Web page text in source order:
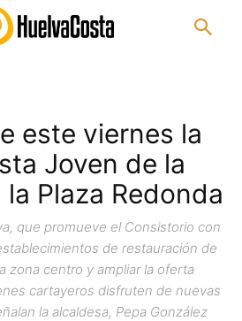
este viernes la
Joven de la
Plaza Redonda
que promueve el Consistorio con
de restauración de
zona centro y ampliar la oferta
cartayeros disfruten de nuevas
la alcaldesa, Pepa González